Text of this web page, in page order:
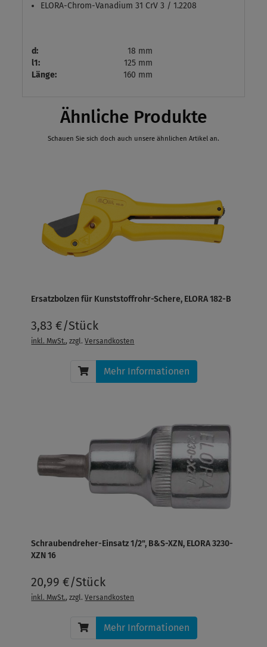
ELORA-Chrom-Vanadium 31 CrV 3 / 1.2208
d:
18 mm
l1:
125 mm
Länge:
160 mm
Ähnliche Produkte
Schauen Sie sich doch auch unsere ähnlichen Artikel an.
Ersatzbolzen für Kunststoffrohr-Schere, ELORA 182-B
3,83 €/Stück
inkl. MwSt., zzgl.Versandkosten
Mehr Informationen
Schraubendreher-Einsatz 1/2", B&S-XZN, ELORA 3230-
XZN 16
20,99 €/Stück
inkl. MwSt., zzgl.Versandkosten
Mehr Informationen